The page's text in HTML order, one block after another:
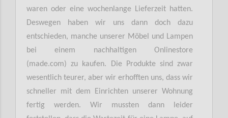
waren oder eine wochenlange Lieferzeit hatten.
Deswegen haben wir uns dann doch dazu
entschieden, manche unserer Möbel und Lampen
bei einem nachhaltigen Onlinestore
(made.com) zu kaufen. Die Produkte sind zwar
wesentlich teurer, aber wir erhofften uns, dass wir
schneller mit dem Einrichten unserer Wohnung
fertig werden. Wir mussten dann leider